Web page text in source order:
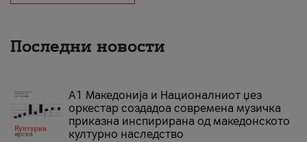
Последни новости
А1 Македонија и Националниот џез
оркестар создадоа современа музичка
приказна инспирирана од македонското
културно наследство